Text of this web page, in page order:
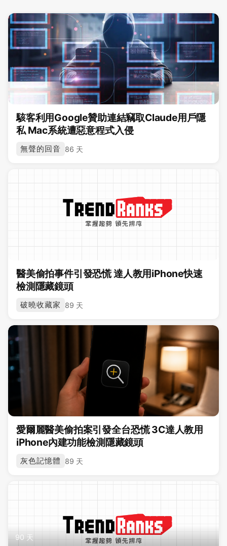
駭客利用Google贊助連結竊取Claude用戶隱
私 Mac系統遭惡意程式入侵
無聲的回音 86 天
醫美偷拍事件引發恐慌 達人教用iPhone快速
檢測隱藏鏡頭
破曉收藏家 89 天
愛爾麗醫美偷拍案引發全台恐慌 3C達人教用
iPhone內建功能檢測隱藏鏡頭
灰色記憶體 89 天
90 天